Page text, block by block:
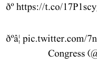
ðºhttps://t.co/
ðºâ¦ pic.twitter.com/